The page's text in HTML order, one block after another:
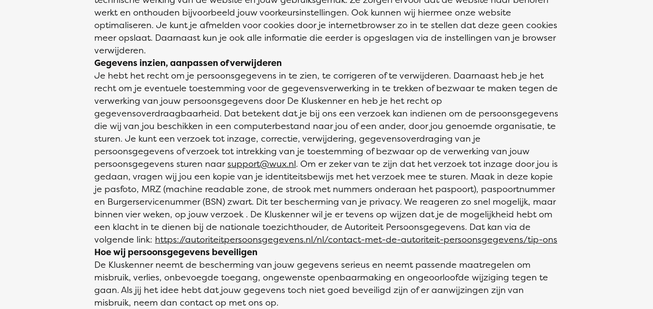
werkt en onthouden bijvoorbeeld jouw voorkeursinstellingen. Ook kunnen wij hiermee onze website
optimaliseren. Je kunt je afmelden voor cookies door je internetbrowser zo in te stellen dat deze geen cookies
meer opslaat. Daarnaast kun je ook alle informatie die eerder is opgeslagen via de instellingen van je browser
verwijderen.
Gegevens inzien, aanpassen of verwijderen
Je hebt het recht om je persoonsgegevens in te zien, te corrigeren of te verwijderen. Daarnaast heb je het
recht om je eventuele toestemming voor de gegevensverwerking in te trekken of bezwaar te maken tegen de
verwerking van jouw persoonsgegevens door De Kluskenner en heb je het recht op
gegevensoverdraagbaarheid. Dat betekent dat je bij ons een verzoek kan indienen om de persoonsgegevens
die wij van jou beschikken in een computerbestand naar jou of een ander, door jou genoemde organisatie, te
sturen. Je kunt een verzoek tot inzage, correctie, verwijdering, gegevensoverdraging van je
persoonsgegevens of verzoek tot intrekking van je toestemming of bezwaar op de verwerking van jouw
persoonsgegevens sturen naarsupport@wux.nl. Om er zeker van te zijn dat het verzoek tot inzage door jou is
gedaan, vragen wij jou een kopie van je identiteitsbewijs met het verzoek mee te sturen. Maak in deze kopie
je pasfoto, MRZ (machine readable zone, de strook met nummers onderaan het paspoort), paspoortnummer
en Burgerservicenummer (BSN) zwart. Dit ter bescherming van je privacy. We reageren zo snel mogelijk, maar
binnen vier weken, op jouw verzoek . De Kluskenner wil je er tevens op wijzen dat je de mogelijkheid hebt om
een klacht in te dienen bij de nationale toezichthouder, de Autoriteit Persoonsgegevens. Dat kan via de
volgende link: https://autoriteitpersoonsgegevens.nl/nl/contact-met-de-autoriteit-persoonsgegevens/tip-ons
Hoe wij persoonsgegevens beveiligen
De Kluskenner neemt de bescherming van jouw gegevens serieus en neemt passende maatregelen om
misbruik, verlies, onbevoegde toegang, ongewenste openbaarmaking en ongeoorloofde wijziging tegen te
gaan. Als jij het idee hebt dat jouw gegevens toch niet goed beveiligd zijn of er aanwijzingen zijn van
misbruik, neem dan contact op met ons op.